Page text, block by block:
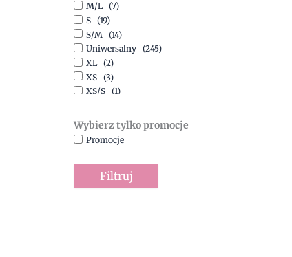
Turkusowy
Zielony
Złoty
(1)
M/L (7)
S (19)
S/M (14)
Uniwersalny (245)
XL (2)
XS (3)
XS/S (1)
Wybierz tylko promocje
Promocje
Filtruj